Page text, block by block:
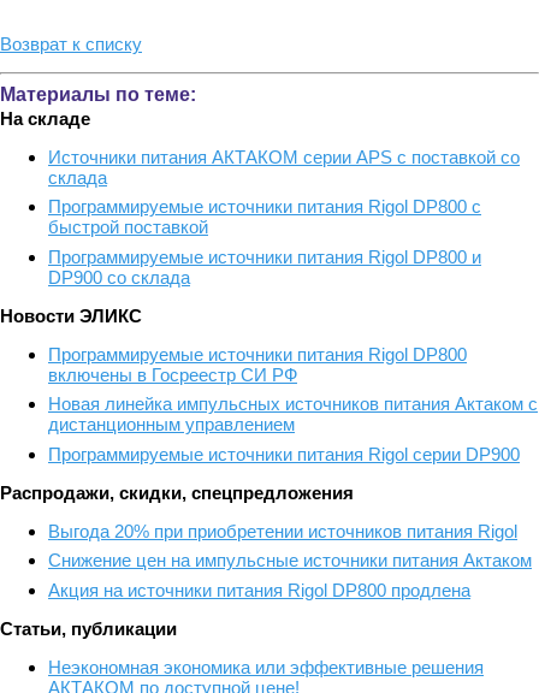
Возврат к списку
Материалы по теме:
На складе
Источники питания АКТАКОМ серии APS с поставкой со
склада
Программируемые источники питания Rigol DP800 с
быстрой поставкой
Программируемые источники питания Rigol DP800 и
DP900 со склада
Новости ЭЛИКС
Программируемые источники питания Rigol DP800
включены в Госреестр СИ РФ
Новая линейка импульсных источников питания Актаком с
дистанционным управлением
Программируемые источники питания Rigol серии DP900
Распродажи, скидки, спецпредложения
Выгода 20% при приобретении источников питания Rigol
Снижение цен на импульсные источники питания Актаком
Акция на источники питания Rigol DP800 продлена
Статьи, публикации
Неэкономная экономика или эффективные решения
АКТАКОМ по доступной цене!